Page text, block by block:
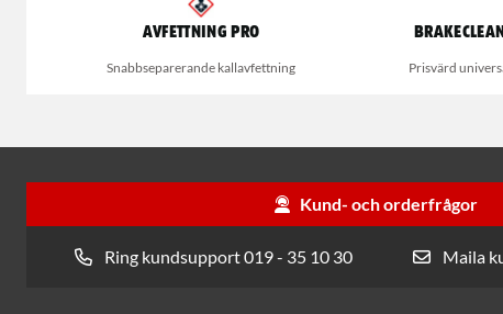
Avfettning Pro
Snabbseparerande kallavfettning Prisvärd
Kund- och orderfrågor
Ring kundsupport 019 - 35 10 30 Maila